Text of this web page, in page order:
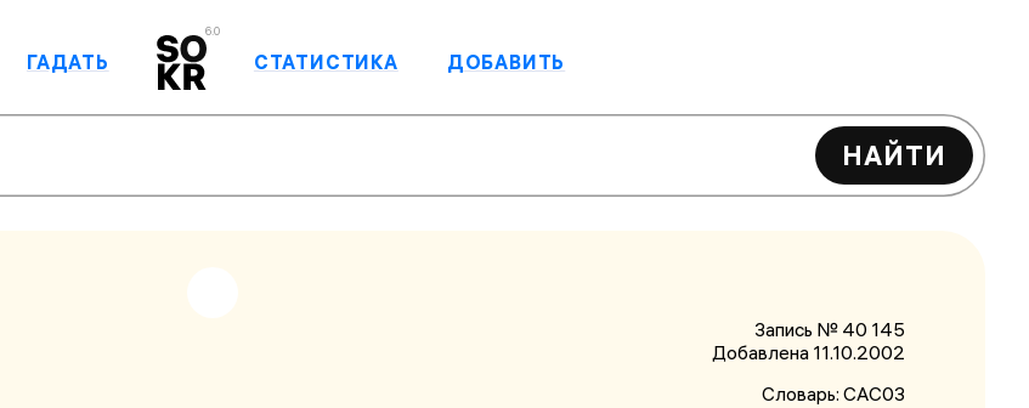
6.0
ГАДАТЬ СТАТИСТИКА ДОБАВИТЬ
НАЙТИ
Запись № 40 145
Добавлена 11.10.2002
Словарь: САС03